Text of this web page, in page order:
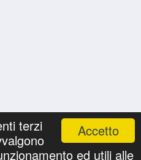
Accetto
terzi
ed utili alle
Policy
Onomastici